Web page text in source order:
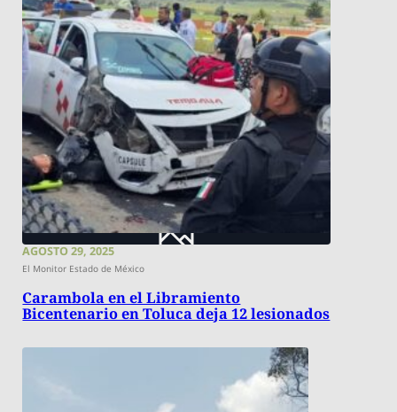
AGOSTO 29, 2025
El Monitor Estado de México
Carambola en el Libramiento
Bicentenario en Toluca deja 12 lesionados